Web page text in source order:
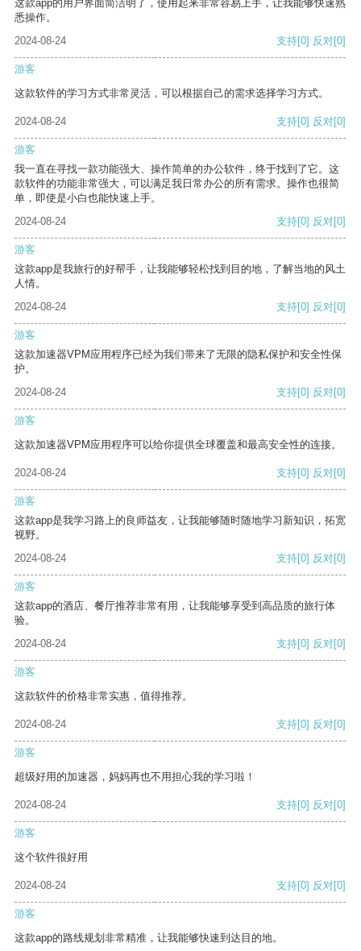
这款app的用户界面简洁明了，使用起来非常容易上手，让我能够快速熟
悉操作。
2024-08-24
支持[0] 反对[0]
游客
这款软件的学习方式非常灵活，可以根据自己的需求选择学习方式。
2024-08-24 支持[0] 反对[0]
游客
我一直在寻找一款功能强大、操作简单的办公软件，终于找到了它。这
款软件的功能非常强大，可以满足我日常办公的所有需求。操作也很简
单，即使是小白也能快速上手。
2024-08-24
支持[0] 反对[0]
游客
这款app是我旅行的好帮手，让我能够轻松找到目的地，了解当地的风土
人情。
2024-08-24
支持[0] 反对[0]
游客
这款加速器VPM应用程序已经为我们带来了无限的隐私保护和安全性保
护。
2024-08-24
支持[0] 反对[0]
游客
这款加速器VPM应用程序可以给你提供全球覆盖和最高安全性的连接。
2024-08-24 支持[0] 反对[0]
游客
这款app是我学习路上的良师益友，让我能够随时随地学习新知识，拓宽
视野。
2024-08-24
支持[0] 反对[0]
游客
这款app的酒店、餐厅推荐非常有用，让我能够享受到高品质的旅行体
验。
2024-08-24
支持[0] 反对[0]
游客
这款软件的价格非常实惠，值得推荐。
2024-08-24 支持[0] 反对[0]
游客
超级好用的加速器，妈妈再也不用担心我的学习啦！
2024-08-24 支持[0] 反对[0]
游客
这个软件很好用
2024-08-24 支持[0] 反对[0]
游客
这款app的路线规划非常精准，让我能够快速到达目的地。